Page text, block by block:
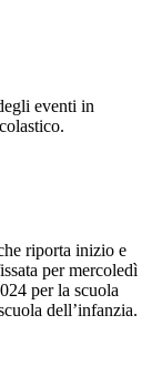
eventi in
riporta inizio e
per mercoledì
per la scuola
dell’infanzia.